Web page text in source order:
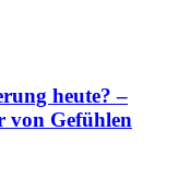
heute? –
von Gefühlen